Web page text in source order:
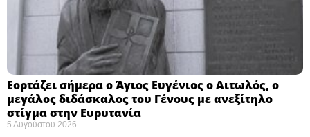
Εορτάζει σήμερα ο Άγιος Ευγένιος ο Αιτωλός, ο
μεγάλος διδάσκαλος του Γένους με ανεξίτηλο
στίγμα στην Ευρυτανία
5 Αυγούστου 2026